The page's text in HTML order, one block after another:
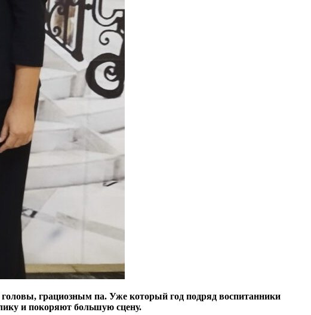
грациозным па. Уже который год подряд воспитанники
и покоряют большую сцену.